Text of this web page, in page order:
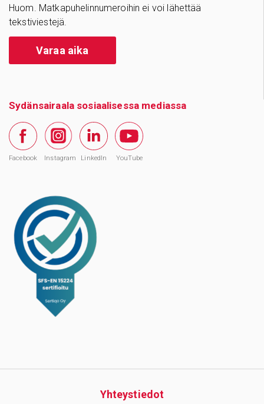
Huom. Matkapuhelinnumeroihin ei voi lähettää
tekstiviestejä.
Varaa aika
Sydänsairaala sosiaalisessa mediassa
Facebook Instagram LinkedIn YouTube
Yhteys­tiedot